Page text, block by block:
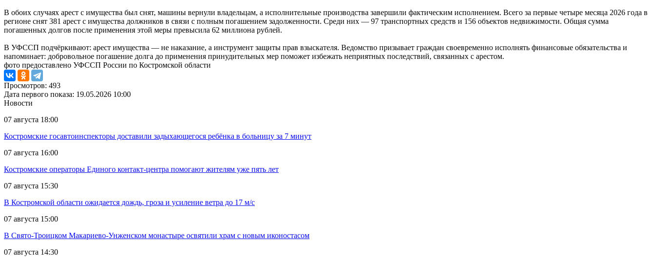
В обоих случаях арест с имущества был снят, машины вернули владельцам, а исполнительные производства завершили фактическим исполнением. Всего за первые четыре месяца 2026 года в
регионе снят 381 арест с имущества должников в связи с полным погашением задолженности. Среди них — 97 транспортных средств и 156 объектов недвижимости. Общая сумма
погашенных долгов после применения этой меры превысила 62 миллиона рублей.
В УФССП подчёркивают: арест имущества — не наказание, а инструмент защиты прав взыскателя. Ведомство призывает граждан своевременно исполнять финансовые обязательства и
напоминает: добровольное погашение долга до применения принудительных мер поможет избежать неприятных последствий, связанных с арестом.
фото предоставлено УФССП России по Костромской области
Просмотров: 493
Дата первого показа: 19.05.2026 10:00
Новости
07 августа 18:00
Костромские госавтоинспекторы доставили задыхающегося ребёнка в больницу за 7 минут
07 августа 16:00
Костромские операторы Единого контакт-центра помогают жителям уже пять лет
07 августа 15:30
В Костромской области ожидается дождь, гроза и усиление ветра до 17 м/с
07 августа 15:00
В Свято-Троицком Макариево-Унженском монастыре освятили храм с новым иконостасом
07 августа 14:30